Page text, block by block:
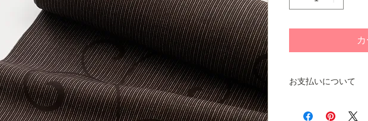
お支払いについて
ご注文いただくシ